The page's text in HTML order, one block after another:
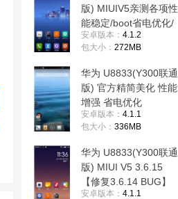
版) MIUIV5亲测各项性
能稳定/boot省电优化/
修复系统bug
安卓版本： 4.1.2
包大小： 272MB
华为 U8833(Y300联通
版) 官方精简美化 性能
增强 省电优化
安卓版本： 4.1.1
包大小： 336MB
华为 U8833(Y300联通
版) MIUI V5 3.6.15
【修复3.6.14 BUG】
安卓版本： 4.1.1